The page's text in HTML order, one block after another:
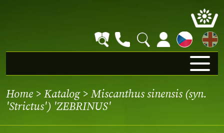
EN
Home > Katalog> Miscanthus sinensis (syn.
'Strictus') 'ZEBRINUS'